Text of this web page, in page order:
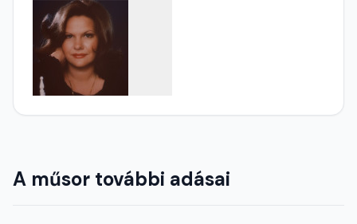
A műsor további adásai